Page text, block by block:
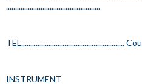
....................................................
TEL.........................................................
INSTRUMENT